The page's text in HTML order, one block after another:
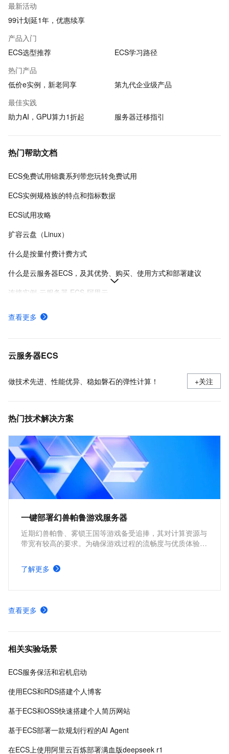
最新活动
99计划延1年，优惠续享
产品入门
ECS选型推荐
ECS学习路径
热门产品
低价e实例，新老同享
第九代企业级产品
最佳实践
助力AI，GPU算力1折起
服务器迁移指引
热门帮助文档
ECS免费试用锦囊系列带您玩转免费试用
ECS实例规格族的特点和指标数据
ECS试用攻略
扩容云盘（Linux）
什么是按量付费计费方式
什么是云服务器ECS，及其优势、购买、使用方式和部署建议
连接实例-云服务器 ECS-阿里云
在Linux上安装Docker和Docker Compose
使用安全组
查看更多
云服务器ECS
做技术先进、性能优异、稳如磐石的弹性计算！ +关注
热门技术解决方案
一键部署幻兽帕鲁游戏服务器
近期幻兽帕鲁、雾锁王国等游戏备受追捧，其对计算资源与
带宽有较高的要求。为确保游戏过程的流畅度与优质体验，
大的玩家群体提供专属联机服务器，一键购买部署，轻松开
启游戏。
了解更多
查看更多
相关实验场景
ECS服务保活和宕机启动
使用ECS和RDS搭建个人博客
基于ECS和OSS快速搭建个人简历网站
基于ECS部署一款规划行程的AI Agent
在ECS上使用阿里云百炼部署满血版deepseek r1